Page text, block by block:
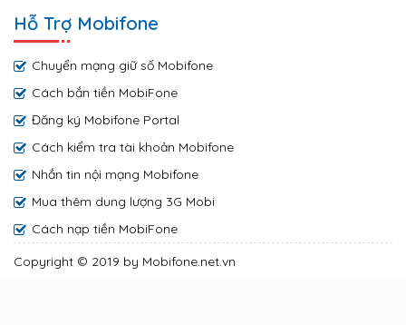
Hỗ Trợ Mobifone
Chuyển mạng giữ số Mobifone
Cách bắn tiền MobiFone
Đăng ký Mobifone Portal
Cách kiểm tra tài khoản Mobifone
Nhắn tin nội mạng Mobifone
Mua thêm dung lượng 3G Mobi
Cách nạp tiền MobiFone
Copyright © 2019 by Mobifone.net.vn